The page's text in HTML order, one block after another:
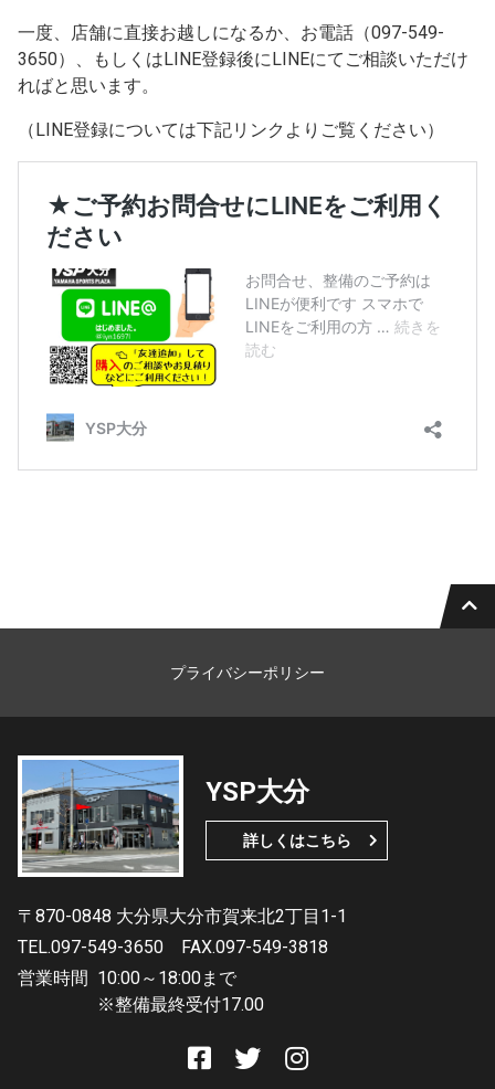
一度、店舗に直接お越しになるか、お電話（097-549-
3650）、もしくはLINE登録後にLINEにてご相談いただけ
ればと思います。
（LINE登録については下記リンクよりご覧ください）
プライバシーポリシー
YSP大分
詳しくはこちら
〒870-0848 大分県大分市賀来北2丁目1-1
TEL.097-549-3650
FAX.097-549-3818
営業時間 10:00～18:00まで
※整備最終受付17.00